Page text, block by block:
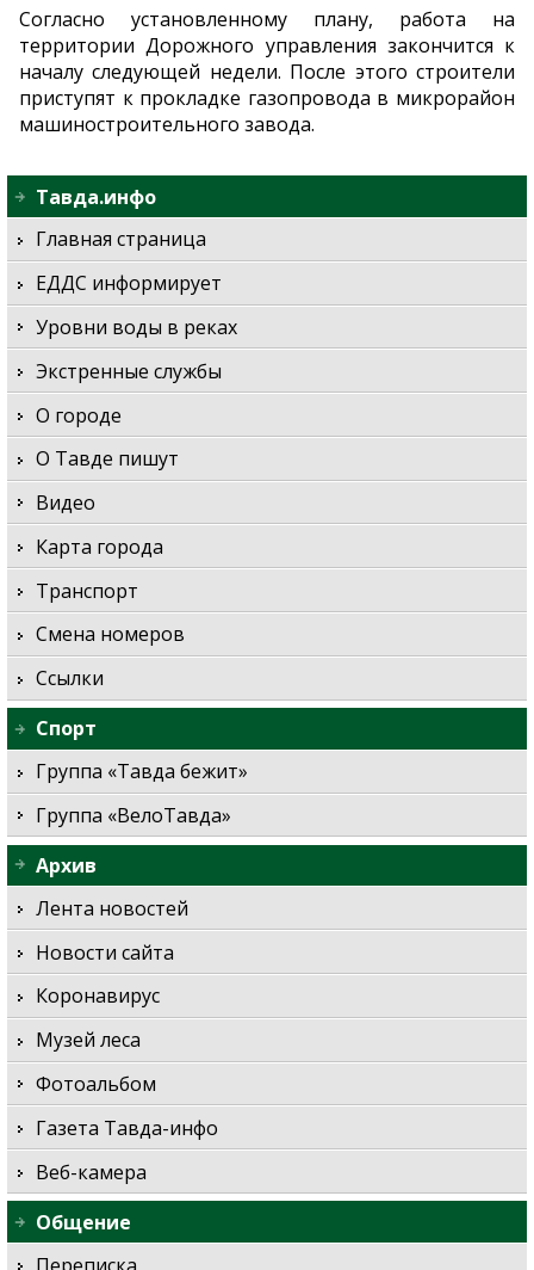
Согласно установленному плану, работа на
территории Дорожного управления закончится к
началу следующей недели. После этого строители
приступят к прокладке газопровода в микрорайон
машиностроительного завода.
Тавда.инфо
Главная страница
ЕДДС информирует
Уровни воды в реках
Экстренные службы
О городе
О Тавде пишут
Видео
Карта города
Транспорт
Смена номеров
Ссылки
Спорт
Группа «Тавда бежит»
Группа «ВелоТавда»
Архив
Лента новостей
Новости сайта
Коронавирус
Музей леса
Фотоальбом
Газета Тавда-инфо
Веб-камера
Общение
Переписка